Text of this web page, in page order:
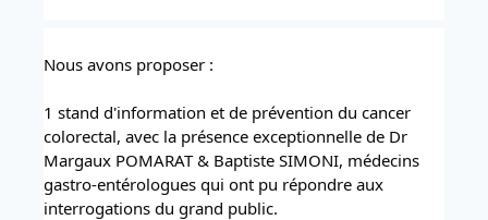
Nous avons proposer :
1 stand d'information et de prévention du cancer
colorectal, avec la présence exceptionnelle de Dr
Margaux POMARAT & Baptiste SIMONI, médecins
gastro-entérologues qui ont pu répondre aux
interrogations du grand public.